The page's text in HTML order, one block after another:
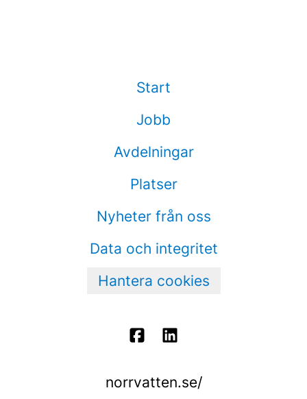
Start
Jobb
Avdelningar
Platser
Nyheter från oss
Data och integritet
Hantera cookies
norrvatten.se/